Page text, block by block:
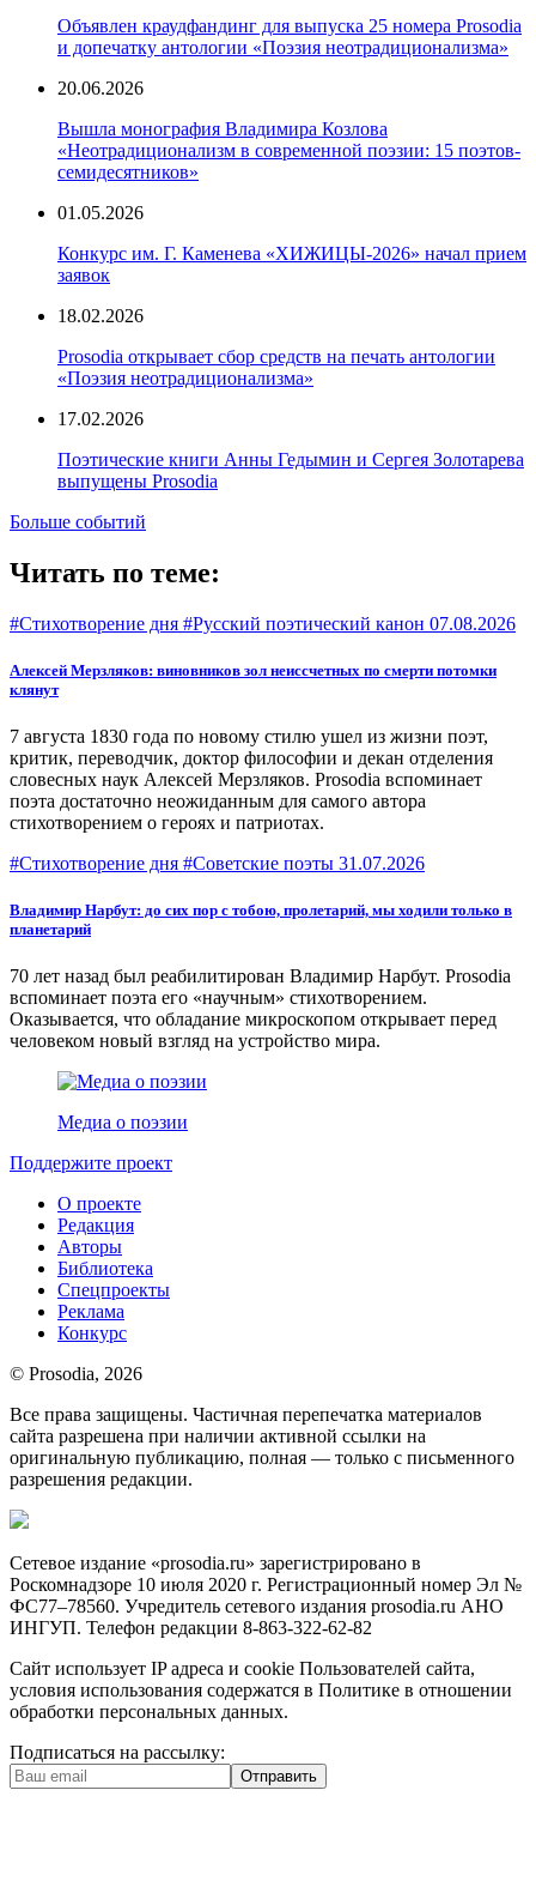
Объявлен краудфандинг для выпуска 25 номера Prosodia
и допечатку антологии «Поэзия неотрадиционализма»
20.06.2026
Вышла монография Владимира Козлова
«Неотрадиционализм в современной поэзии: 15 поэтов-
семидесятников»
01.05.2026
Конкурс им. Г. Каменева «ХИЖИЦЫ-2026» начал прием
заявок
18.02.2026
Prosodia открывает сбор средств на печать антологии
«Поэзия неотрадиционализма»
17.02.2026
Поэтические книги Анны Гедымин и Сергея Золотарева
выпущены Prosodia
Больше событий
Читать по теме:
#Стихотворение дня #Русский поэтический канон 07.08.2026
Алексей Мерзляков: виновников зол неиссчетных по смерти потомки
клянут
7 августа 1830 года по новому стилю ушел из жизни поэт,
критик, переводчик, доктор философии и декан отделения
словесных наук Алексей Мерзляков. Prosodia вспоминает
поэта достаточно неожиданным для самого автора
стихотворением о героях и патриотах.
#Стихотворение дня #Советские поэты 31.07.2026
Владимир Нарбут: до сих пор с тобою, пролетарий, мы ходили только в
планетарий
70 лет назад был реабилитирован Владимир Нарбут. Prоsodia
вспоминает поэта его «научным» стихотворением.
Оказывается, что обладание микроскопом открывает перед
человеком новый взгляд на устройство мира.
Медиа о поэзии
Поддержите проект
О проекте
Редакция
Авторы
Библиотека
Спецпроекты
Реклама
Конкурс
© Prosodia, 2026
Все права защищены. Частичная перепечатка материалов
сайта разрешена при наличии активной ссылки на
оригинальную публикацию, полная — только с письменного
разрешения редакции.
Сетевое издание «prosodia.ru» зарегистрировано в
Роскомнадзоре 10 июля 2020 г. Регистрационный номер Эл №
ФС77–78560. Учредитель сетевого издания prosodia.ru АНО
ИНГУП. Телефон редакции 8-863-322-62-82
Сайт использует IP адреса и cookie Пользователей сайта,
условия использования содержатся в Политике в отношении
обработки персональных данных.
Подписаться на рассылку:
Отправить